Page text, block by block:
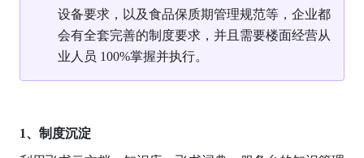
设备要求，以及食品保质期管理规范等，企业都
会有全套完善的制度要求，并且需要楼面经营从
业人员 100%掌握并执行。
1、制度沉淀